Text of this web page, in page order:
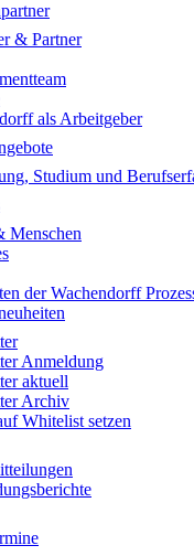
& Partner
als Arbeitgeber
Studium und
Menschen
der Wachendorff
Anmeldung
aktuell
Archiv
Whitelist setzen